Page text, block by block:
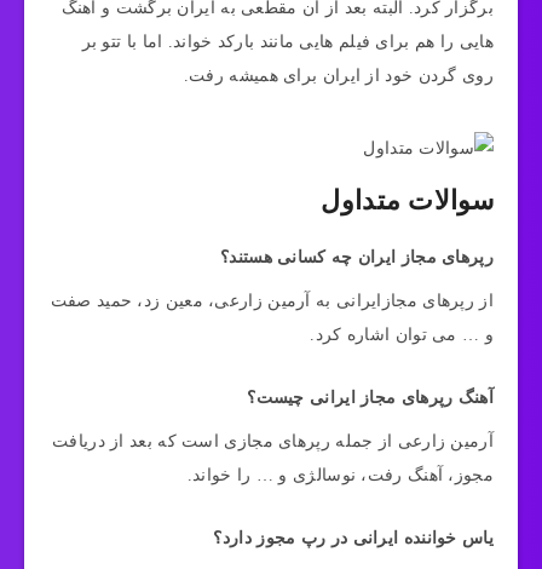
برگزار کرد. البته بعد از آن مقطعی به ایران برگشت و آهنگ
هایی را هم برای فیلم هایی مانند بارکد خواند. اما با تتو بر
روی گردن خود از ایران برای همیشه رفت.
سوالات متداول
رپرهای مجاز ایران چه کسانی هستند؟
از رپرهای مجازایرانی به آرمین زارعی، معین زد، حمید صفت
و … می توان اشاره کرد.
آهنگ رپرهای مجاز ایرانی چیست؟
آرمین زارعی از جمله رپرهای مجازی است که بعد از دریافت
مجوز، آهنگ رفت، نوسالژی و … را خواند.
یاس خواننده ایرانی در رپ مجوز دارد؟